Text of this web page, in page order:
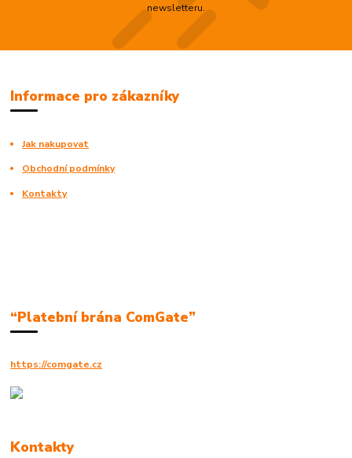
newsletteru.
Informace pro zákazníky
Jak nakupovat
Obchodní podmínky
Kontakty
“Platební brána ComGate”
https://comgate.cz
Kontakty